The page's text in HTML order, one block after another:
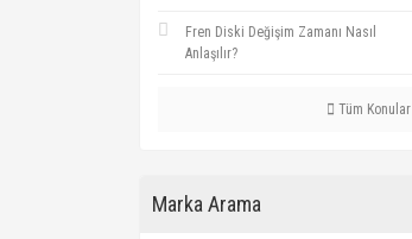
Fren Diski Değişim Zamanı Nasıl
Anlaşılır?
Tüm Konular
Marka Arama